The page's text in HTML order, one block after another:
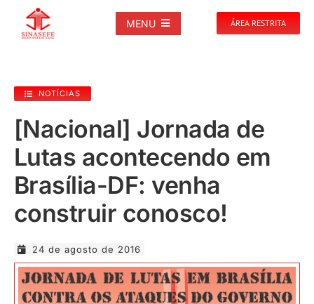
MENU
NOTÍCIAS
PUBLICAÇÕES
DOCUMENTOS
GALERIAS
EVENTOS
ÁREA RESTRITA
NOTÍCIAS
[Nacional] Jornada de
Lutas acontecendo em
Brasília-DF: venha
construir conosco!
24 de agosto de 2016